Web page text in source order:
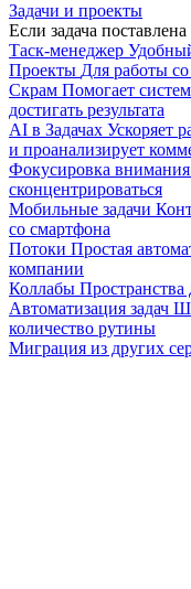
Задачи и проекты
Если задача
Таск-менеджер
Проекты Для работы
Скрам Помогает
достигать результата
AI в Задачах Ускоряет
и проанализирует
Фокусировка внимания
сконцентрироваться
Мобильные задачи
со смартфона
Потоки Простая
компании
Коллабы
Автоматизация задач
количество рутины
Миграция из других